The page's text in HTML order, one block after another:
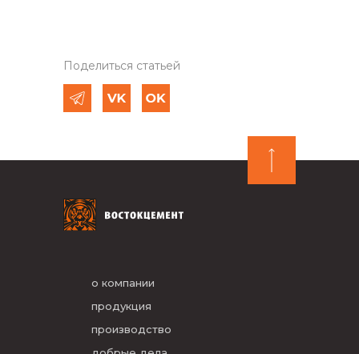
Поделиться статьей
о компании
продукция
производство